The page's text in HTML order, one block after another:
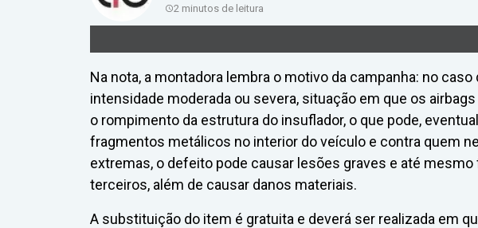
2 minutos de leitura
Na nota, a montadora lembra o motivo da campanha: no
intensidade moderada ou severa, situação em que os
o rompimento da estrutura do insuflador, o que pode,
fragmentos metálicos no interior do veículo e contra quem
extremas, o defeito pode causar lesões graves e até
terceiros, além de causar danos materiais.
A substituição do item é gratuita e deverá ser realizada em